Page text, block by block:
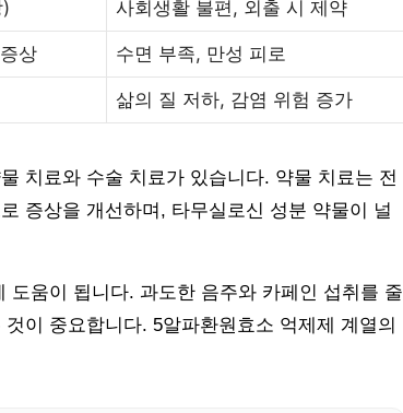
사회생활 불편, 외출 시 제약
상 수면 부족, 만성 피로
삶의 질 저하, 감염 위험 증가
치료와 수술 치료가 있습니다. 약물 치료는 전
증상을 개선하며, 타무실로신 성분 약물이 널
움이 됩니다. 과도한 음주와 카페인 섭취를 줄
이 중요합니다. 5알파환원효소 억제제 계열의